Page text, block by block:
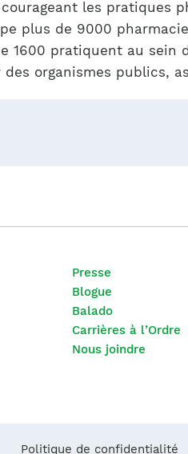
les pratiques
plus de 9000
1600 pratiquent au sein
organismes publics,
Presse
Blogue
Balado
Carrières à l’Ordre
Nous joindre
Politique de confidentialité